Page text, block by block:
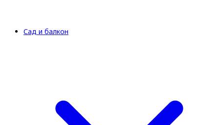
Сад и балкон